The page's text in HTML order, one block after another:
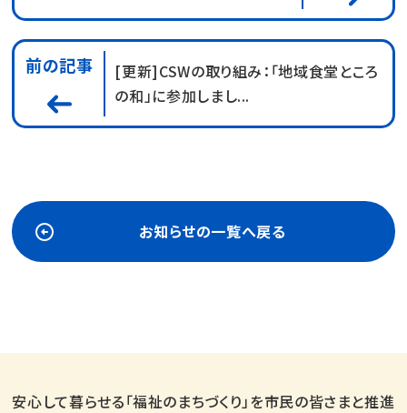
前の記事
[更新]CSWの取り組み：「地域食堂ところ
の和」に参加しまし...
お知らせの一覧へ戻る
安心して暮らせる「福祉のまちづくり」を市民の皆さまと推進